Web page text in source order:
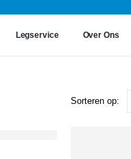
Legservice Over Ons
Sorteren op: